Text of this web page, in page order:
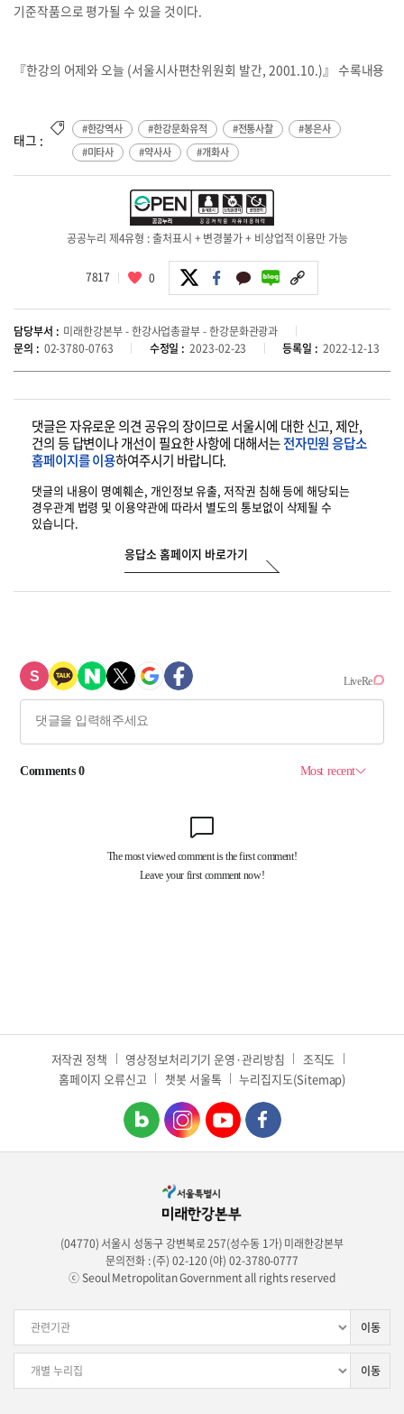
기준작품으로 평가될 수 있을 것이다.
『한강의 어제와 오늘 (서울시사편찬위원회 발간, 2001.10.)』 수록내용
태그 :
#한강역사 #한강문화유적 #전통사찰
#봉은사
#미타사
#약사사 #개화사
공공누리 제4유형 : 출처표시 + 변경불가 + 비상업적 이용만 가능
7817 0
담당부서 : 미래한강본부 - 한강사업총괄부 - 한강문화관광과
문의 : 02-3780-0763 수정일 : 2023-02-23 등록일 : 2022-12-13
댓글은 자유로운 의견 공유의 장이므로 서울시에 대한 신고, 제안,
건의 등답변이나 개선이 필요한 사항에 대해서는전자민원 응답소
홈페이지를 이용하여주시기 바랍니다.
댓글의 내용이 명예훼손, 개인정보 유출, 저작권 침해 등에 해당되는
경우관계 법령 및 이용약관에 따라서 별도의 통보없이 삭제될 수
있습니다.
응답소 홈페이지 바로가기
저작권 정책 영상정보처리기기 운영·관리방침
조직도
홈페이지 오류신고
챗봇 서울톡 누리집지도(Sitemap)
(04770) 서울시 성동구 강변북로 257(성수동 1가) 미래한강본부
문의전화 : (주) 02-120 (야) 02-3780-0777
ⓒ Seoul Metropolitan Government all rights reserved
이동
이동